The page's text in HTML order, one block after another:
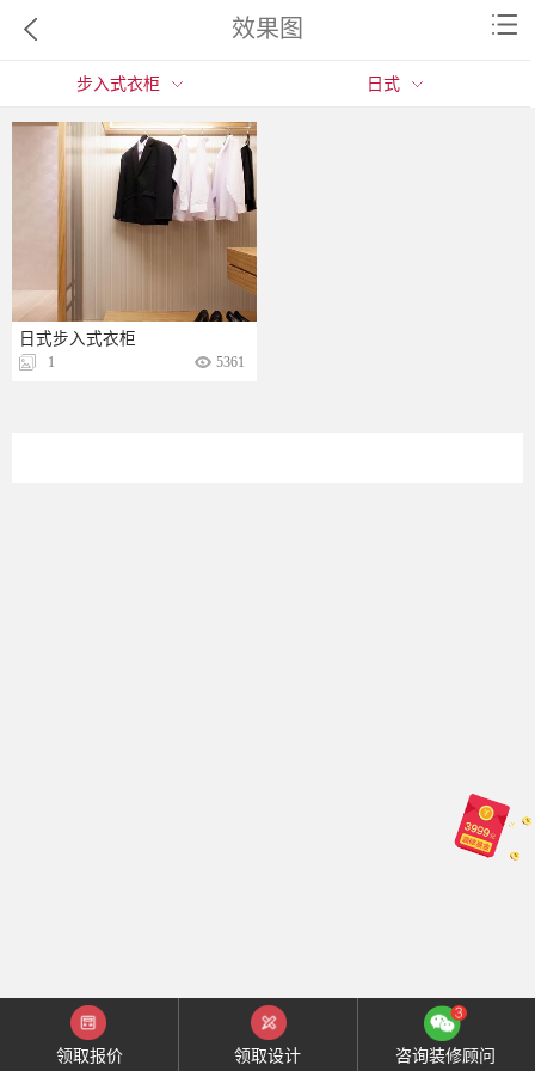
效果图
步入式衣柜 日式
日式步入式衣柜
1 5361
领取报价 领取设计 咨询装修顾问